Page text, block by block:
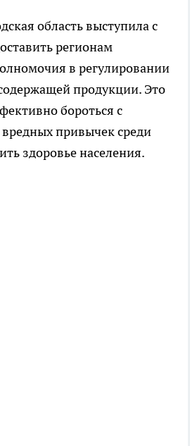
область выступила с
регионам
в регулировании
продукции. Это
бороться с
привычек среди
здоровье населения.